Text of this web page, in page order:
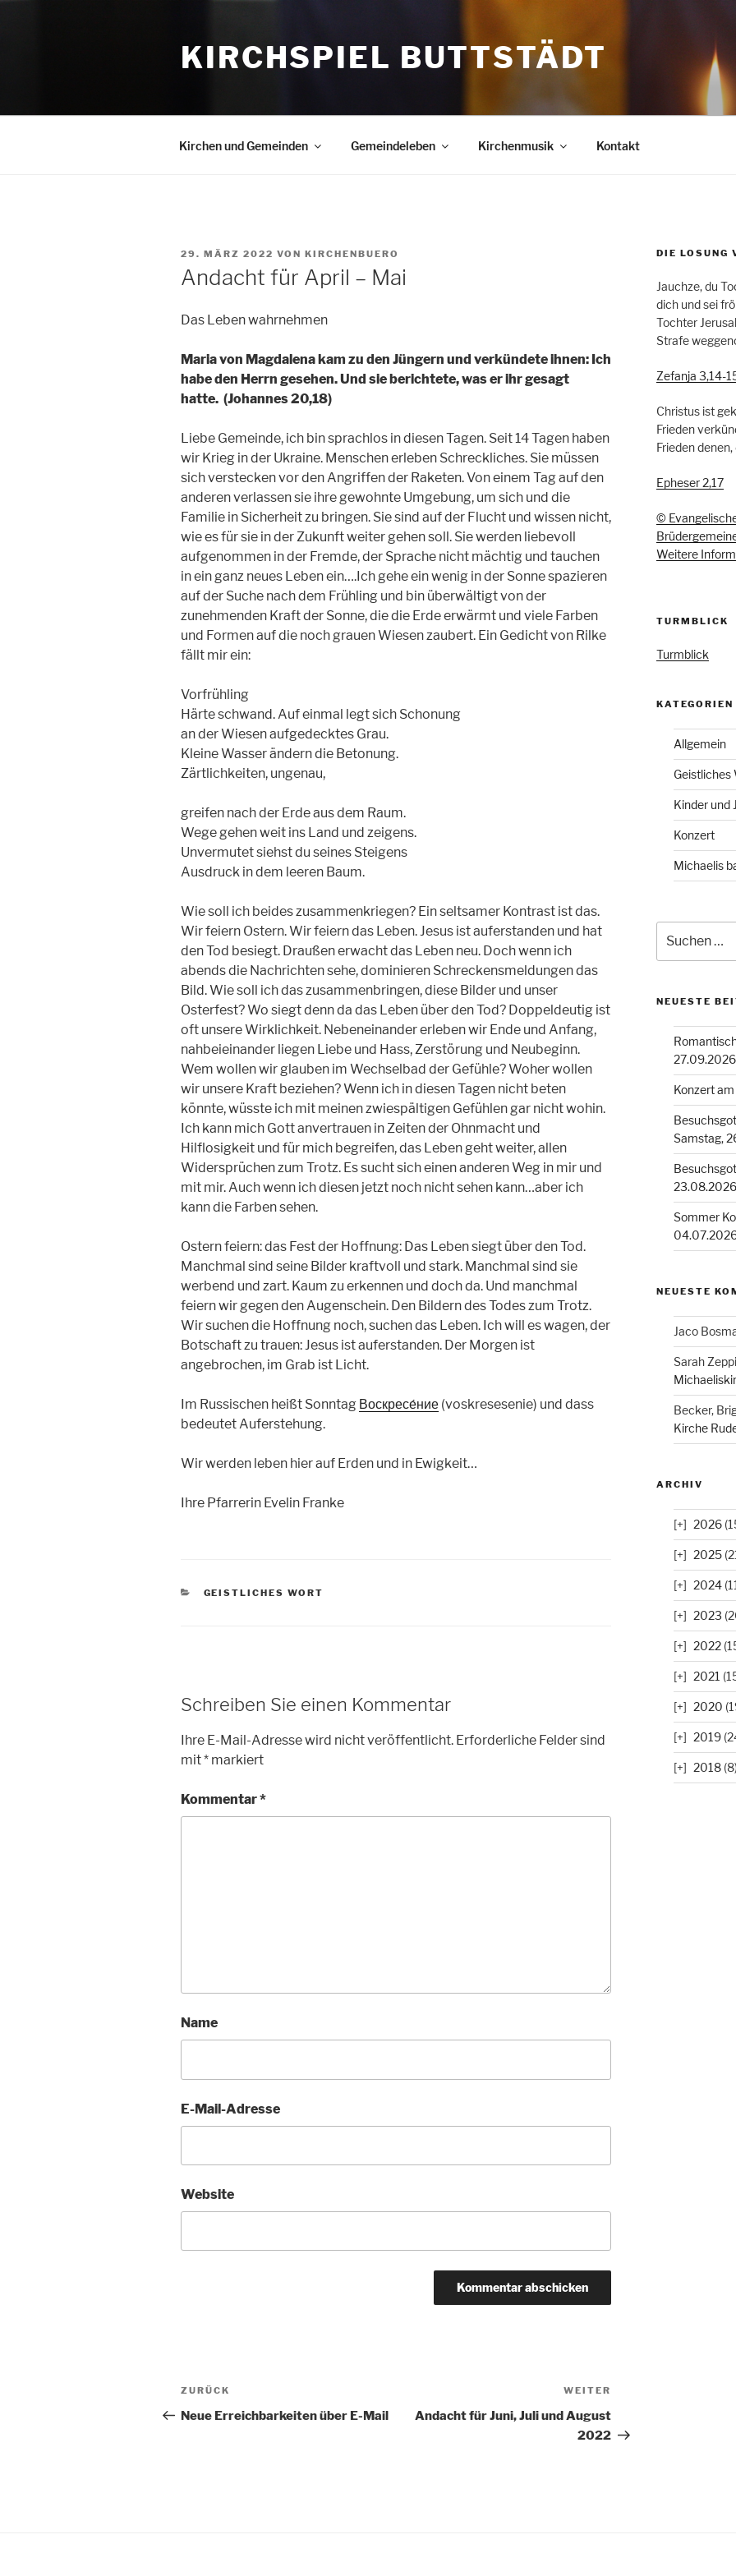
KIRCHSPIEL BUTTSTÄDT
Kirchen und Gemeinden Gemeindeleben Kirchenmusik Kontakt
VERÖFFENTLICHT
29. MÄRZ 2022 VON KIRCHENBUERO
Andacht für April – Mai
Das Leben wahrnehmen
Maria von Magdalena kam zu den Jüngern und verkündete ihnen: Ich
habe den Herrn gesehen. Und sie berichtete, was er ihr gesagt
hatte. (Johannes 20,18)
Liebe Gemeinde, ich bin sprachlos in diesen Tagen. Seit 14 Tagen haben
wir Krieg in der Ukraine. Menschen erleben Schreckliches. Sie müssen
sich verstecken vor den Angriffen der Raketen. Von einem Tag auf den
anderen verlassen sie ihre gewohnte Umgebung, um sich und die
Familie in Sicherheit zu bringen. Sie sind auf der Flucht und wissen nicht,
wie es für sie in der Zukunft weiter gehen soll. Sie werden liebevoll
aufgenommen in der Fremde, der Sprache nicht mächtig und tauchen
in ein ganz neues Leben ein….Ich gehe ein wenig in der Sonne spazieren
auf der Suche nach dem Frühling und bin überwältigt von der
zunehmenden Kraft der Sonne, die die Erde erwärmt und viele Farben
und Formen auf die noch grauen Wiesen zaubert. Ein Gedicht von Rilke
fällt mir ein:
Vorfrühling
Härte schwand. Auf einmal legt sich Schonung
an der Wiesen aufgedecktes Grau.
Kleine Wasser ändern die Betonung.
Zärtlichkeiten, ungenau,
greifen nach der Erde aus dem Raum.
Wege gehen weit ins Land und zeigens.
Unvermutet siehst du seines Steigens
Ausdruck in dem leeren Baum.
Wie soll ich beides zusammenkriegen? Ein seltsamer Kontrast ist das.
Wir feiern Ostern. Wir feiern das Leben. Jesus ist auferstanden und hat
den Tod besiegt. Draußen erwacht das Leben neu. Doch wenn ich
abends die Nachrichten sehe, dominieren Schreckensmeldungen das
Bild. Wie soll ich das zusammenbringen, diese Bilder und unser
Osterfest? Wo siegt denn da das Leben über den Tod? Doppeldeutig ist
oft unsere Wirklichkeit. Nebeneinander erleben wir Ende und Anfang,
nahbeieinander liegen Liebe und Hass, Zerstörung und Neubeginn.
Wem wollen wir glauben im Wechselbad der Gefühle? Woher wollen
wir unsere Kraft beziehen? Wenn ich in diesen Tagen nicht beten
könnte, wüsste ich mit meinen zwiespältigen Gefühlen gar nicht wohin.
Ich kann mich Gott anvertrauen in Zeiten der Ohnmacht und
Hilflosigkeit und für mich begreifen, das Leben geht weiter, allen
Widersprüchen zum Trotz. Es sucht sich einen anderen Weg in mir und
mit mir. Auch wenn ich diesen jetzt noch nicht sehen kann…aber ich
kann die Farben sehen.
Ostern feiern: das Fest der Hoffnung: Das Leben siegt über den Tod.
Manchmal sind seine Bilder kraftvoll und stark. Manchmal sind sie
werbend und zart. Kaum zu erkennen und doch da. Und manchmal
feiern wir gegen den Augenschein. Den Bildern des Todes zum Trotz.
Wir suchen die Hoffnung noch, suchen das Leben. Ich will es wagen, der
Botschaft zu trauen: Jesus ist auferstanden. Der Morgen ist
angebrochen, im Grab ist Licht.
Im Russischen heißt Sonntag Воскресе́ние (voskresesenie) und dass
bedeutet Auferstehung.
Wir werden leben hier auf Erden und in Ewigkeit…
Ihre Pfarrerin Evelin Franke
KATEGORIEN
GEISTLICHES WORT
Schreiben Sie einen Kommentar
Ihre E-Mail-Adresse wird nicht veröffentlicht. Erforderliche Felder sind
mit* markiert
Kommentar*
Name
E-Mail-Adresse
Website
Beitragsnavigation
Vorheriger
Beitrag
ZURÜCK
Neue Erreichbarkeiten über E-Mail
Beitrag
WEITER
Andacht für Juni, Juli und August
2022
DIE LOSUNG
Jauchze, du
dich und sei
Tochter
Strafe
Zefanja 3,14-
Christus ist
Frieden
Frieden
Epheser 2,17
©
Weitere
TURMBLICK
Turmblick
KATEGORIEN
Allgemein
Geistliches
Kinder und
Konzert
Michaelis
nach:
NEUESTE
Konzert
Samstag,
Sommer
NEUESTE
Jaco
Sarah
Becker,
Kirche
ARCHIV
2026
2025
2024
2023
2022
2021
2020
2019
2018(8)